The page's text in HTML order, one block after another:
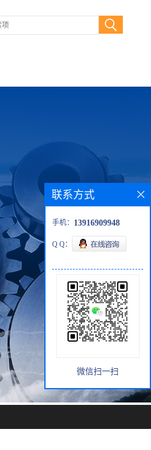
联系方式
手机： 13916909948
Q Q：
微信扫一扫